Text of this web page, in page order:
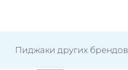
Пиджаки других брендов